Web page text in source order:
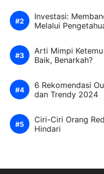
Investasi:
Melalui
Arti Mimpi
Baik, Benarkah?
6 Rekomendasi
dan Trendy 2024
Ciri-Ciri Orang
Hindari